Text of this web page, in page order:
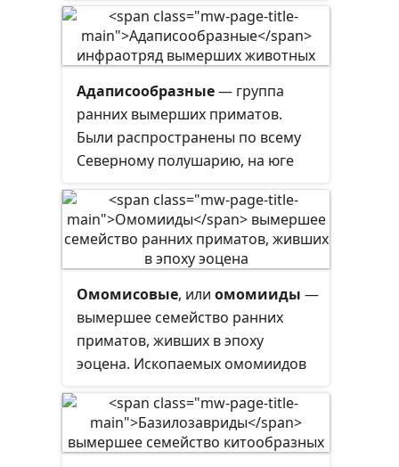
Адаписообразные— группа
ранних вымерших приматов.
Были распространены по всему
Северному полушарию, на юге
тропической Азии. Самые ранние
ископаемые остатки датируются
эпохой эоцена, позднейшие —
эпохой миоцена. Некоторые
представители напоминали
современных лемуров.
Омомисовые, или омомииды —
вымершее семейство ранних
приматов, живших в эпоху
эоцена. Ископаемых омомиидов
Европе, Азии и Африке, что
делает эту группу одной из двух
групп эоценовых приматов,